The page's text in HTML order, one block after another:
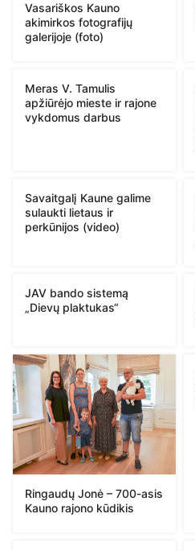
Vasariškos Kauno
akimirkos fotografijų
galerijoje (foto)
Meras V. Tamulis
apžiūrėjo mieste ir rajone
vykdomus darbus
Savaitgalį Kaune galime
sulaukti lietaus ir
perkūnijos (video)
JAV bando sistemą
„Dievų plaktukas“
Ringaudų Jonė – 700-asis
Kauno rajono kūdikis